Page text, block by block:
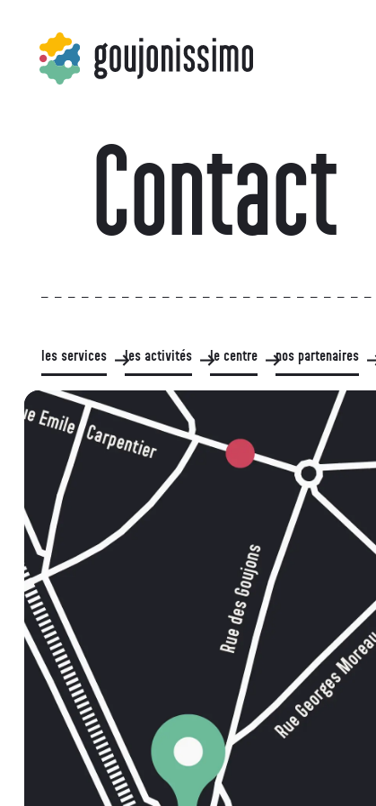
Contact
les services les activités le centre nos partenaires